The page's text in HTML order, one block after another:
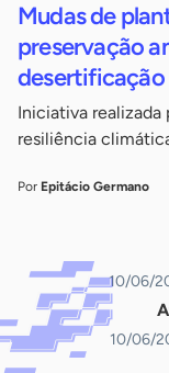
Mudas de
preservação
desertificação
Iniciativa realizada
resiliência
Por Epitácio Germano
10/06/
10/06/